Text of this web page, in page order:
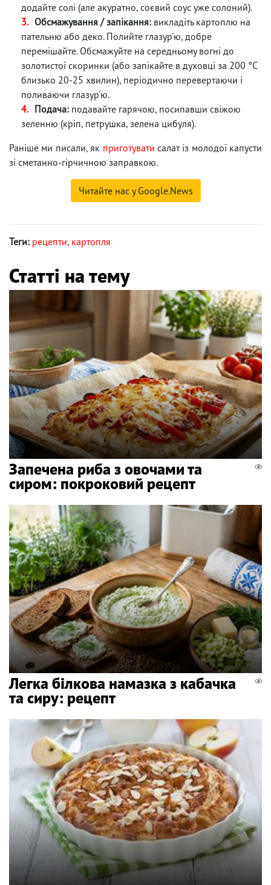
додайте солі (але акуратно, соєвий соус уже солоний).
Обсмажування / запікання: викладіть картоплю на
пательню або деко. Полийте глазур'ю, добре
перемішайте. Обсмажуйте на середньому вогні до
золотистої скоринки (або запікайте в духовці за 200 °C
близько 20-25 хвилин), періодично перевертаючи і
поливаючи глазур'ю.
Подача: подавайте гарячою, посипавши свіжою
зеленню (кріп, петрушка, зелена цибуля).
Раніше ми писали, як приготувати салат із молодої капусти
зі сметанно-гірчичною заправкою.
Читайте нас у Google.News
Теги: рецепти, картопля
Статті на тему
Запечена риба з овочами та
сиром: покроковий рецепт
Легка білкова намазка з кабачка
та сиру: рецепт